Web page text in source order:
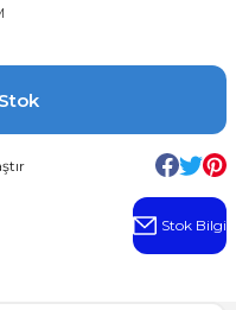
Stok Bilgi